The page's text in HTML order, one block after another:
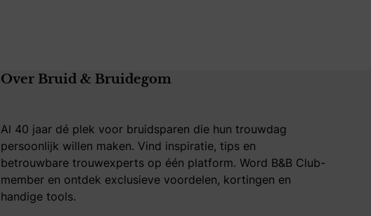
Over Bruid & Bruidegom
Al 40 jaar dé plek voor bruidsparen die hun trouwdag
persoonlijk willen maken. Vind inspiratie, tips en
betrouwbare trouwexperts op één platform. Word B&B Club-
member en ontdek exclusieve voordelen, kortingen en
handige tools.